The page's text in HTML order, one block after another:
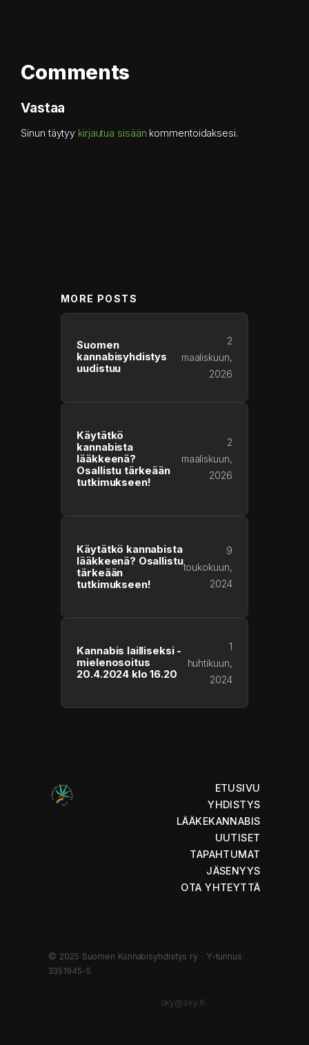
Comments
Vastaa
Sinun täytyy kirjautua sisään kommentoidaksesi.
MORE POSTS
Suomen
kannabisyhdistys
uudistuu
2
maaliskuun,
2026
Käytätkö
kannabista
lääkkeenä?
Osallistu tärkeään
tutkimukseen!
2
maaliskuun,
2026
Käytätkö kannabista
lääkkeenä? Osallistu
tärkeään
tutkimukseen!
9
toukokuun,
2024
Kannabis lailliseksi -
mielenosoitus
20.4.2024 klo 16.20
1
huhtikuun,
2024
ETUSIVU
YHDISTYS
LÄÄKEKANNABIS
UUTISET
TAPAHTUMAT
JÄSENYYS
OTA YHTEYTTÄ
© 2025 Suomen Kannabisyhdistys ry · Y-tunnus:
3351945-5
sky@sky.fi